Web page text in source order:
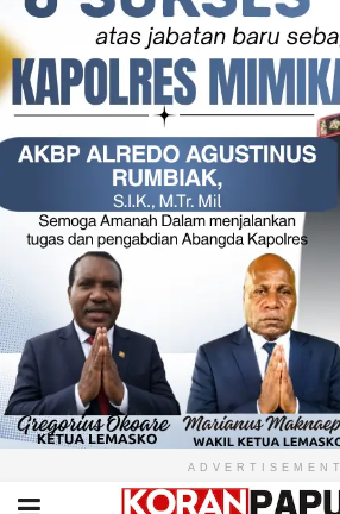
ADVERTISEMENT